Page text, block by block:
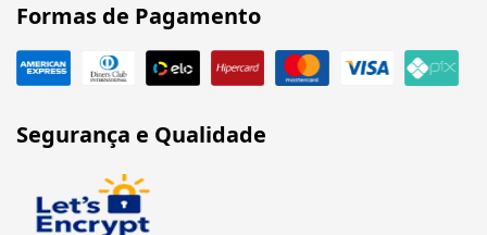
Formas de Pagamento
Segurança e Qualidade